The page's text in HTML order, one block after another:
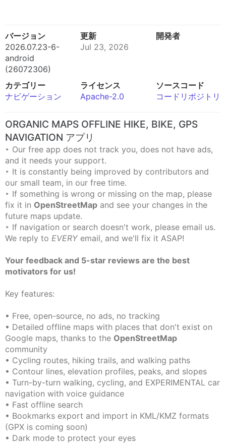
バージョン
2026.07.23-6-
android
(26072306)
更新
Jul 23, 2026
開発者
カテゴリー
ナビゲーション
ライセンス
Apache-2.0
ソースコード
コードリポジトリ
ORGANIC MAPS OFFLINE HIKE, BIKE, GPS
NAVIGATION アプリ
‣ Our free app does not track you, does not have ads,
and it needs your support.
‣ It is constantly being improved by contributors and
our small team, in our free time.
‣ If something is wrong or missing on the map, please
fix it in OpenStreetMap and see your changes in the
future maps update.
‣ If navigation or search doesn't work, please email us.
We reply to EVERY email, and we'll fix it ASAP!
Your feedback and 5-star reviews are the best
motivators for us!
Key features:
• Free, open-source, no ads, no tracking
• Detailed offline maps with places that don't exist on
Google maps, thanks to the OpenStreetMap
community
• Cycling routes, hiking trails, and walking paths
• Contour lines, elevation profiles, peaks, and slopes
• Turn-by-turn walking, cycling, and EXPERIMENTAL car
navigation with voice guidance
• Fast offline search
• Bookmarks export and import in KML/KMZ formats
(GPX is coming soon)
• Dark mode to protect your eyes